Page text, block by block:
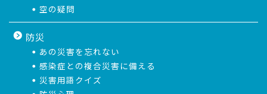
空の疑問
防災
あの災害を忘れない
感染症との複合災害に備える
災害用語クイズ